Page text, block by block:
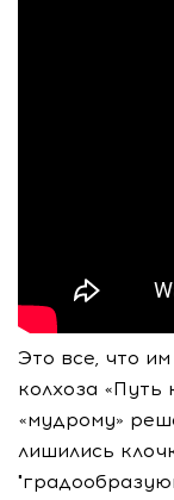
Это все, что
колхоза «Путь
«мудрому»
лишились